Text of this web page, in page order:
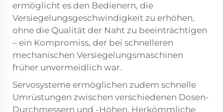
ermöglicht es den Bedienern, die
Versiegelungsgeschwindigkeit zu erhöhen,
ohne die Qualität der Naht zu beeinträchtigen
– ein Kompromiss, der bei schnelleren
mechanischen Versiegelungsmaschinen
früher unvermeidlich war.
Servosysteme ermöglichen zudem schnelle
Umrüstungen zwischen verschiedenen Dosen-
Durchmessern und -Höhen. Herkömmliche